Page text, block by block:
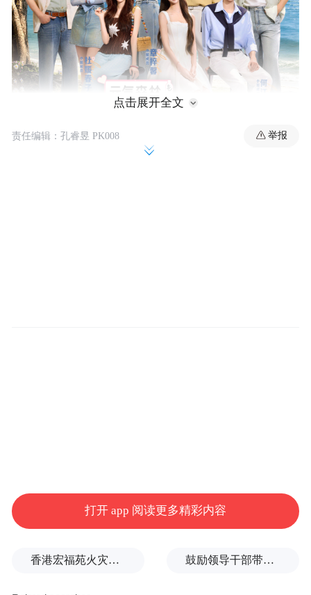
点击展开全文
责任编辑：孔睿昱 PK008 举报
打开 app 阅读更多精彩内容
香港宏福苑火灾跨部门调查最终报告：大火或由烟头引起 鼓励领导干部带头休假之后又撤回文件，到底什么意思嘛？